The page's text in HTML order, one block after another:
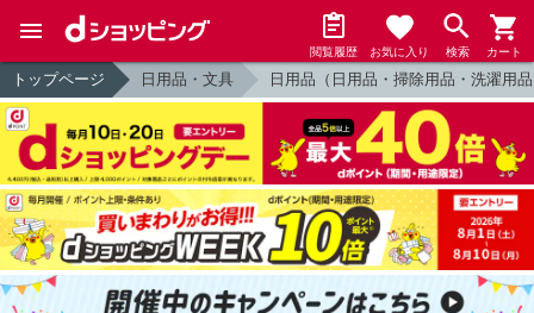
閲覧履歴 お気に入り 検索 カート
トップページ 日用品・文具 日用品（日用品・掃除用品・洗濯用